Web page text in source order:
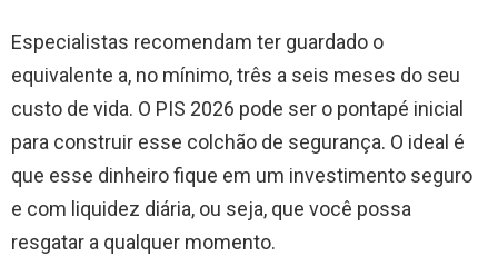
Especialistas recomendam ter guardado o
equivalente a, no mínimo, três a seis meses do seu
custo de vida. O PIS 2026 pode ser o pontapé inicial
para construir esse colchão de segurança. O ideal é
que esse dinheiro fique em um investimento seguro
e com liquidez diária, ou seja, que você possa
resgatar a qualquer momento.